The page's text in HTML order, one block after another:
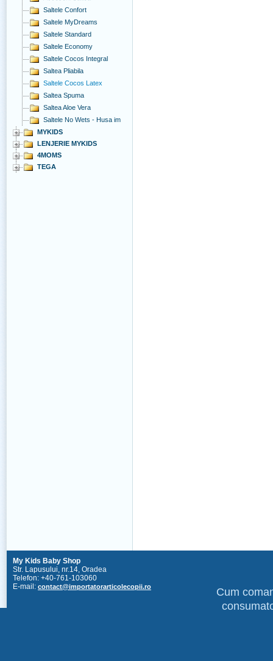
Saltele Confort
Saltele MyDreams
Saltele Standard
Saltele Economy
Saltele Cocos Integral
Saltea Pliabila
Saltele Cocos Latex
Saltea Spuma
Saltea Aloe Vera
Saltele No Wets - Husa im
MYKIDS
LENJERIE MYKIDS
4MOMS
TEGA
My Kids Baby Shop
Str. Lapusului, nr.14, Oradea
Telefon: +40-761-103060
E-mail: contact@importatorarticolecopii.ro
Cum